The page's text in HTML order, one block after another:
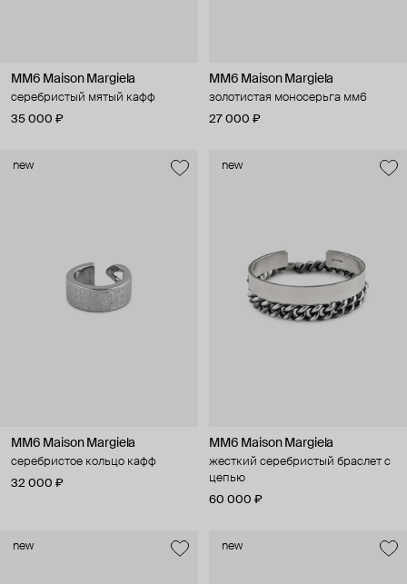
MM6 Maison Margiela
серебристый мятый кафф
35 000 ₽
MM6 Maison Margiela
золотистая моносерьга мм6
27 000 ₽
new
MM6 Maison Margiela
серебристое кольцо кафф
32 000 ₽
new
MM6 Maison Margiela
жесткий серебристый браслет с
цепью
60 000 ₽
new new